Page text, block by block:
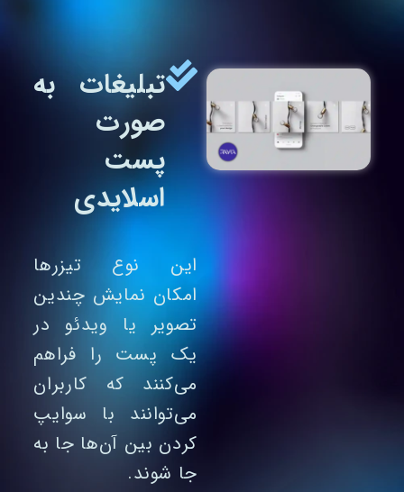
تبلیغات به
صورت
پست
اسلایدی
این نوع تیزرها
امکان نمایش چندین
تصویر یا ویدئو در
یک پست را فراهم
می‌کنند که کاربران
می‌توانند با سوایپ
کردن بین آن‌ها جا به‌
جا شوند.